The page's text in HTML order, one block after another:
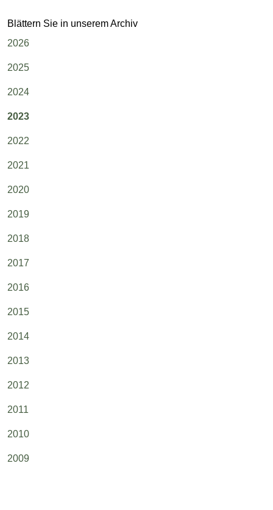
Blättern Sie in unserem Archiv
2026
2025
2024
2023
2022
2021
2020
2019
2018
2017
2016
2015
2014
2013
2012
2011
2010
2009